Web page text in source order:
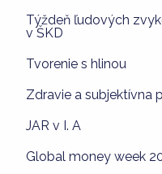
Týždeň ľudových
v ŠKD
Tvorenie s hlinou
Zdravie a subjektívna
JAR v I. A
Global money week